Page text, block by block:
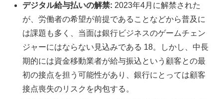
デジタル給与払いの解禁: 2023年4月に解禁された
が、労働者の希望が前提であることなどから普及に
は課題も多く、当面は銀行ビジネスのゲームチェン
ジャーにはならない見込みである 18。しかし、中長
期的には資金移動業者が給与振込という顧客との最
初の接点を担う可能性があり、銀行にとっては顧客
接点喪失のリスクを内包する。